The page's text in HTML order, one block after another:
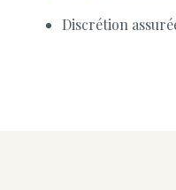
Discrétion